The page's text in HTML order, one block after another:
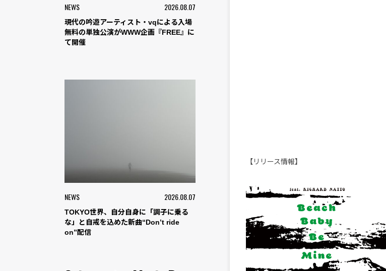
NEWS 2026.08.07
現代の吟遊アーティスト・vqによる入場
無料の単独公演がWWW企画『FREE』に
て開催
NEWS 2026.08.07
TOKYO世界、自分自身に「調子に乗る
な」と自戒を込めた新曲“Don’t ride
on”配信
【リリース情報】